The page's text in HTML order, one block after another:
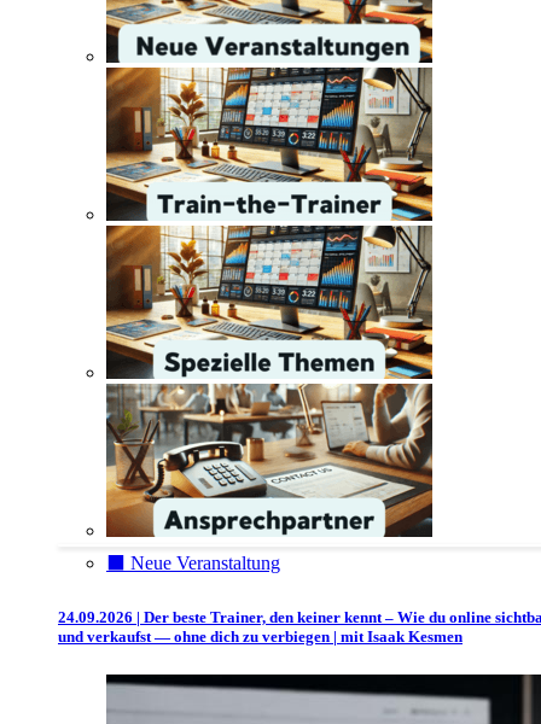
⬛️ Neue Veranstaltung
24.09.2026 | Der beste Trainer, den keiner kennt – Wie du online
und verkaufst — ohne dich zu verbiegen | mit Isaak Kesmen